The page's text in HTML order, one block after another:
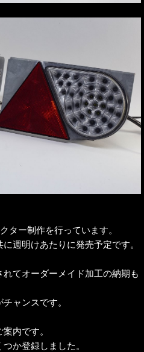
ター制作を行っています。
週明けあたりに発売予定です。
てオーダーメイド加工の納期も
ャンスです。
内です。
か登録しました。